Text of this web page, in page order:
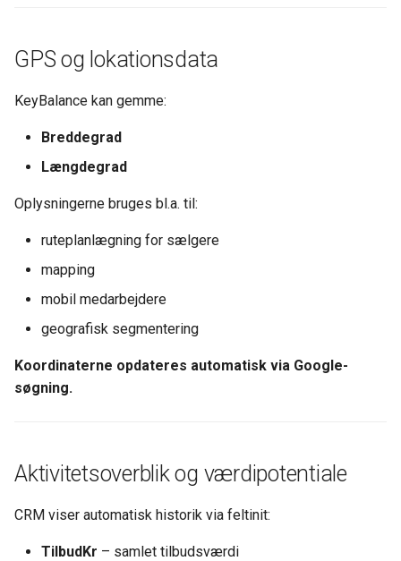
GPS og lokationsdata
KeyBalance kan gemme:
Breddegrad
Længdegrad
Oplysningerne bruges bl.a. til:
ruteplanlægning for sælgere
mapping
mobil medarbejdere
geografisk segmentering
Koordinaterne opdateres automatisk via Google-
søgning.
Aktivitetsoverblik og værdipotentiale
CRM viser automatisk historik via feltinit:
TilbudKr – samlet tilbudsværdi